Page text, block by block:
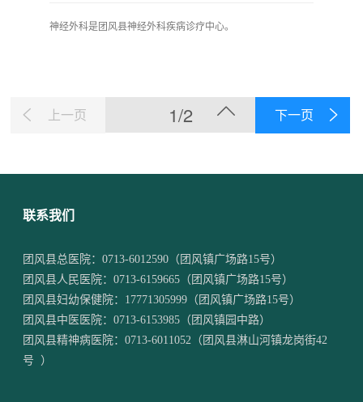
神经外科是团风县神经外科疾病诊疗中心。
上一页 1/2 下一页
联系我们
团风县总医院：0713-6012590 （团风镇广场路15号）
团风县人民医院：0713-6159665 （团风镇广场路15号）
团风县妇幼保健院： 17771305999 （团风镇广场路15号）
团风县中医医院：0713-6153985 （团风镇园中路）
团风县精神病医院：0713-6011052 （团风县淋山河镇龙岗街42
号 ）